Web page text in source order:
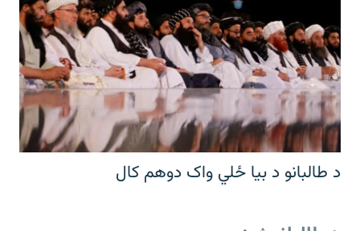
د طالبانو د بیا ځلي واک دوهم کال